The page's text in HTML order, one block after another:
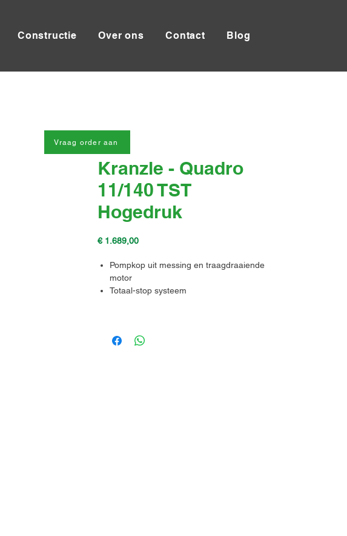
Constructie Over ons Contact Blog
Kranzle - Quadro
11/140 TST
Hogedruk
€ 1.689,00Prijs
Pompkop uit messing en traagdraaiende
motor
Totaal-stop systeem
Vraag order aan